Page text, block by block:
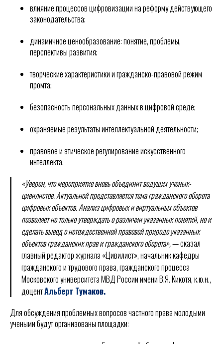
влияние процессов цифровизации на реформу действующего
законодательства;
динамичное ценообразование: понятие, проблемы,
перспективы развития;
творческие характеристики и гражданско-правовой режим
промта;
безопасность персональных данных в цифровой среде;
охраняемые результаты интеллектуальной деятельности;
правовое и этическое регулирование искусственного
интеллекта.
«Уверен, что мероприятие вновь объединит ведущих ученых-
цивилистов. Актуальной представляется тема гражданского оборота
цифровых объектов. Анализ цифровых и виртуальных объектов
позволяет не только утверждать о различии указанных понятий, но и
сделать вывод о нетождественной правовой природе указанных
объектов гражданских прав и гражданского оборота»,— сказал
главный редактор журнала «Цивилист», начальник кафедры
гражданского и трудового права, гражданского процесса
Московского университета МВД России имени В.Я. Кикотя, к.ю.н.,
доцентАльберт Тумаков.
Для обсуждения проблемных вопросов частного права молодыми
учеными будут организованы площадки: